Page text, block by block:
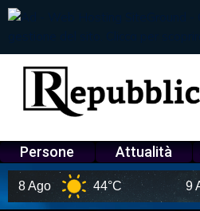
Persone Attualità
44°C 9 Ago